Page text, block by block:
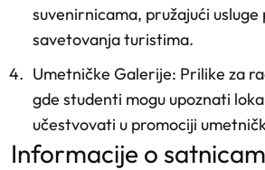
suvenirnicama, pružajući usluge
savetovanja turistima.
Umetničke Galerije: Prilike za
gde studenti mogu upoznati
učestvovati u promociji
informacije o